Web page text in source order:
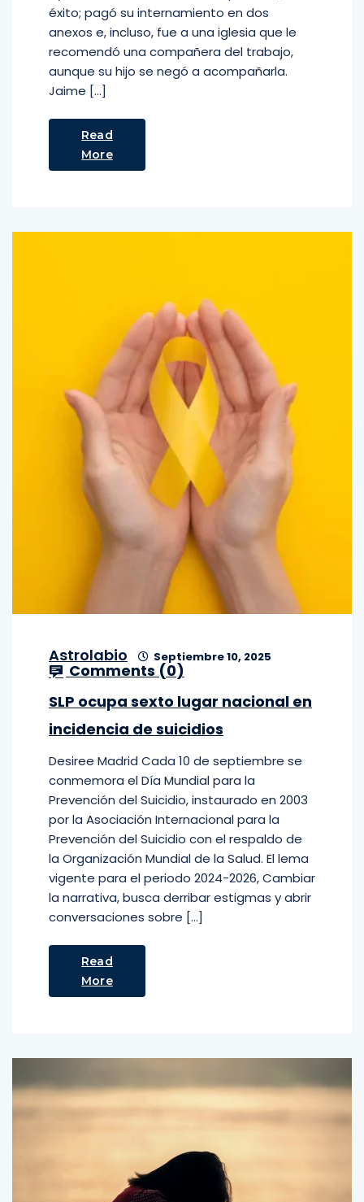
éxito; pagó su internamiento en dos
anexos e, incluso, fue a una iglesia que le
recomendó una compañera del trabajo,
aunque su hijo se negó a acompañarla.
Jaime […]
Read
More
Astrolabio Septiembre 10, 2025
Comments (0)
SLP ocupa sexto lugar nacional en
incidencia de suicidios
Desiree Madrid Cada 10 de septiembre se
conmemora el Día Mundial para la
Prevención del Suicidio, instaurado en 2003
por la Asociación Internacional para la
Prevención del Suicidio con el respaldo de
la Organización Mundial de la Salud. El lema
vigente para el periodo 2024-2026, Cambiar
la narrativa, busca derribar estigmas y abrir
conversaciones sobre […]
Read
More